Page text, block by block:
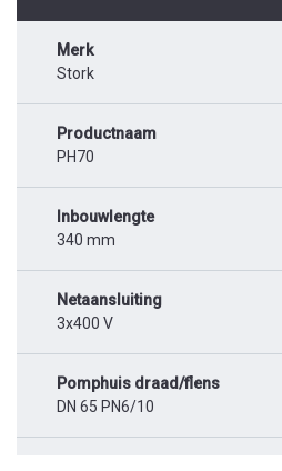
Merk
Stork
Productnaam
PH70
Inbouwlengte
340 mm
Netaansluiting
3x400 V
Pomphuis draad/flens
DN 65 PN6/10